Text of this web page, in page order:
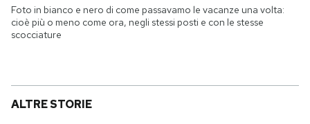
Foto in bianco e nero di come passavamo le vacanze una volta:
cioè più o meno come ora, negli stessi posti e con le stesse
scocciature
ALTRE STORIE